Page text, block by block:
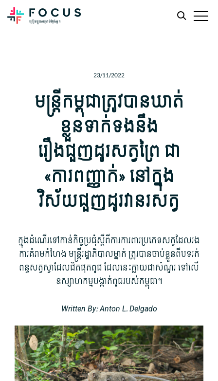
23/11/2022
មន្ត្រីកម្ពុជាត្រូវបានឃាត់
ខ្លួនទាក់ទងនឹង
រឿងជួញដូរសត្វព្រៃ ជា
«ការពញ្ញាក់» នៅក្នុង
វិស័យជួញដូរវានរសត្វ
ក្នុងដំណើរទៅកាន់កិច្ចប្រជុំស្តីពីការការពារប្រភេទសត្វដែលរង
ការគំរាមកំហែង មន្ត្រីរដ្ឋាភិបាលម្នាក់ ត្រូវបានចាប់ខ្លួនពីបទរត់
ពន្ធសត្វស្វាដែលជិតផុតពូជ ដែលនេះក្លាយជាសំណួរ ទៅលើ
ឧស្សាហកម្មបង្កាត់ពូជរបស់កម្ពុជា។
Written By: Anton L. Delgado